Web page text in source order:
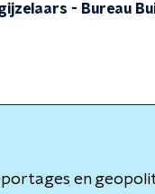
- Bureau
en